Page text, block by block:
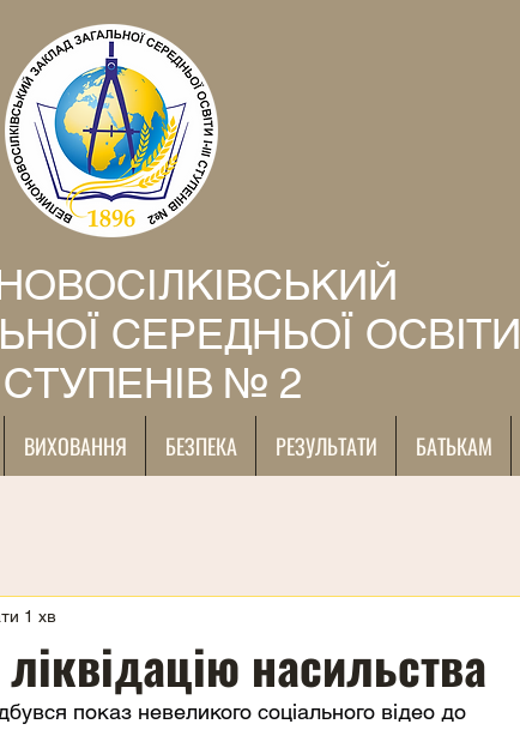
СЕРЕДНЬОЇ ОСВІТИ
СТУПЕНІВ № 2
ВИХОВАННЯ БЕЗПЕКА РЕЗУЛЬТАТИ БАТЬКАМ
насильства
1 хв
показ невеликого соціального відео до